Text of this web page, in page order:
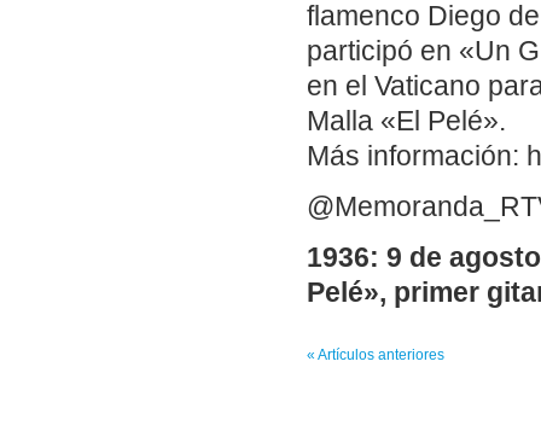
flamenco Diego
participó en «Un
en el Vaticano
Malla «El Pelé».
Más información:
1936: 9 de
Pelé», primer
« Artículos anteriores